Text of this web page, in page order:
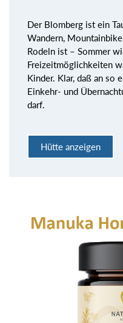
Der Blomberg ist ein
Wandern,
Rodeln ist – Sommer
Freizeitmöglichkeiten
Kinder. Klar, daß an so
Einkehr- und
darf.
Hütte anzeigen